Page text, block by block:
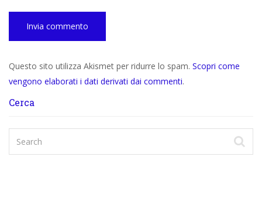
Questo sito utilizza Akismet per ridurre lo spam. Scopri come
vengono elaborati i dati derivati dai commenti.
Cerca